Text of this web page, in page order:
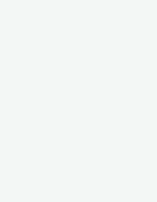
your experience
the working of basic
stored in your browser